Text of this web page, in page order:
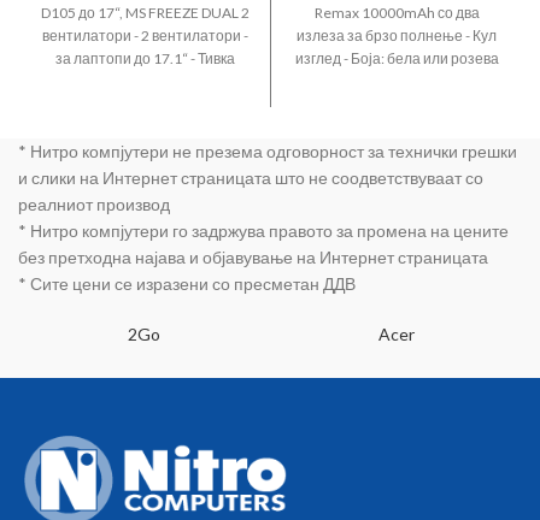
D105 до 17“, MS FREEZE DUAL 2
вентилатори - 2 вентилатори -
за лаптопи до 17.1“ - Тивка
светло - 2 дополнителни USB
порти - Прилагодлива висина
Remax 10000mAh со два
излеза за брзо полнење - Кул
изглед - Боја: бела или розева
Fast Charging Power Bank -
Product model RPP-502 -
display - Product size
149*70*16mm - Product color
Black/White Pink/Black -
Type-C: DC5V/3A; DC9V/2A;
- USB: DC5V3A; DC9V/2A;
* Нитро компјутери не презема одговорност за технички грешки
и слики на Интернет страницата што не соодветствуваат со
реалниот производ
* Нитро компјутери го задржува правото за промена на цените
без претходна најава и објавување на Интернет страницата
* Сите цени се изразени со пресметан ДДВ
2Go Acer